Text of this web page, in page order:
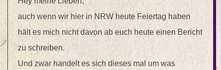
auch wenn wir hier in NRW heute Feiertag haben
hält es mich nicht davon ab euch heute einen Bericht
zu schreiben.
Und zwar handelt es sich dieses mal um was